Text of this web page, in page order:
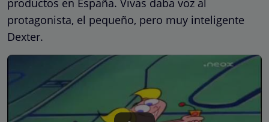
productos en España. Vivas daba voz al
protagonista, el pequeño, pero muy inteligente
Dexter.